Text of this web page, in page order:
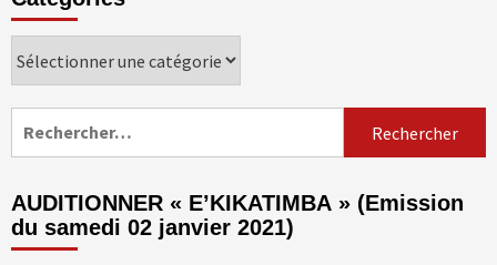
Catégories
AUDITIONNER « E’KIKATIMBA » (Emission
du samedi 02 janvier 2021)